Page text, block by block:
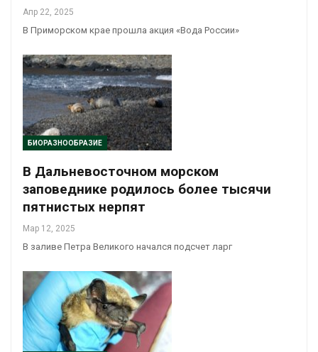
Апр 22, 2025
В Приморском крае прошла акция «Вода России»
БИОРАЗНООБРАЗИЕ
В Дальневосточном морском
заповеднике родилось более тысячи
пятнистых нерпят
Мар 12, 2025
В заливе Петра Великого начался подсчет ларг